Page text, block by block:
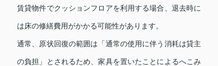
賃貸物件でクッションフロアを利用する場合、退去時に
は床の修繕費用がかかる可能性があります。
通常、原状回復の範囲は「通常の使用に伴う消耗は貸主
の負担」とされるため、家具を置いたことによるへこみ